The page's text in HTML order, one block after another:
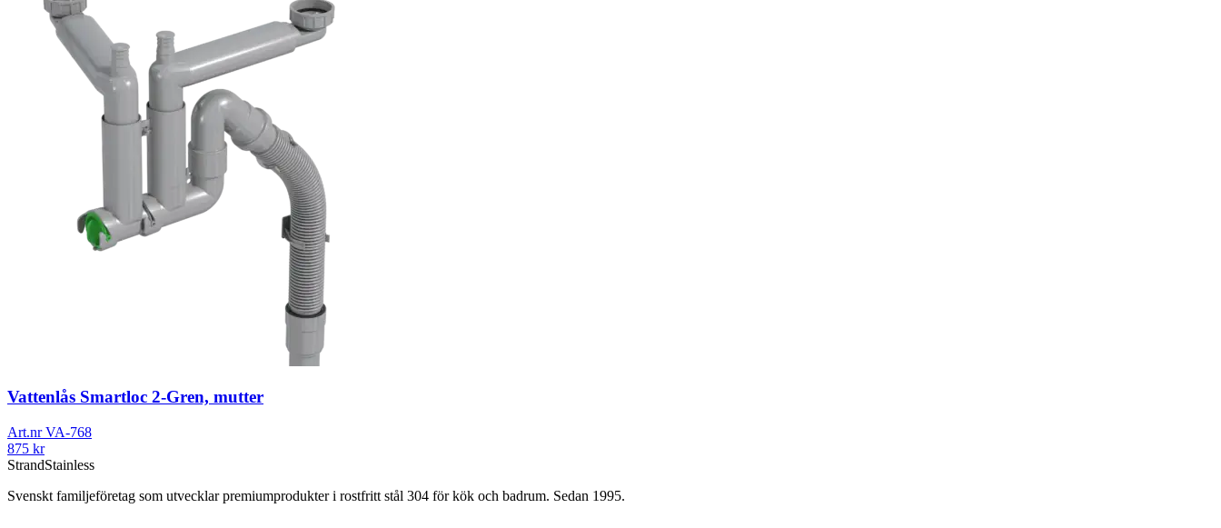
Vattenlås Smartloc 2-Gren, mutter
Art.nrVA-768
875 kr
StrandStainless
Svenskt familjeföretag som utvecklar premiumprodukter i rostfritt stål 304 för kök och badrum. Sedan 1995.